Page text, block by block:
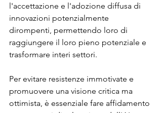
l'accettazione e l'adozione diffusa di
innovazioni potenzialmente
dirompenti, permettendo loro di
raggiungere il loro pieno potenziale e
trasformare interi settori.
Per evitare resistenze immotivate e
promuovere una visione critica ma
ottimista, è essenziale fare affidamento